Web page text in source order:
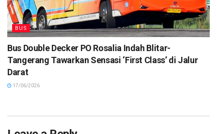
BUS
Bus Double Decker PO Rosalia Indah Blitar-
Tangerang Tawarkan Sensasi ‘First Class’ di Jalur
Darat
17/06/2026